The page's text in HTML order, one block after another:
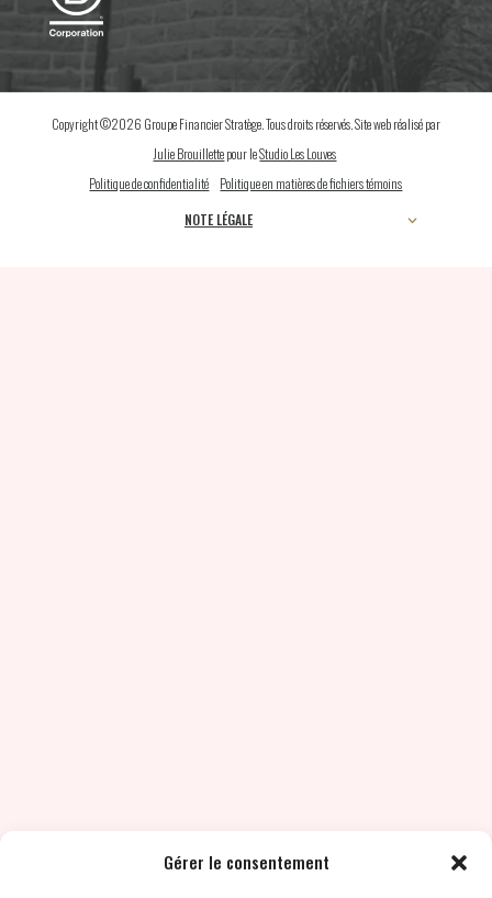
Gérer le consentement
Copyright ©2026 Groupe Financier Stratège. Tous droits réservés. Site web réalisé par
Julie Brouillettepour leStudio Les Louves
Politique de confidentialité
Politique en matières de fichiers témoins
NOTE LÉGALE